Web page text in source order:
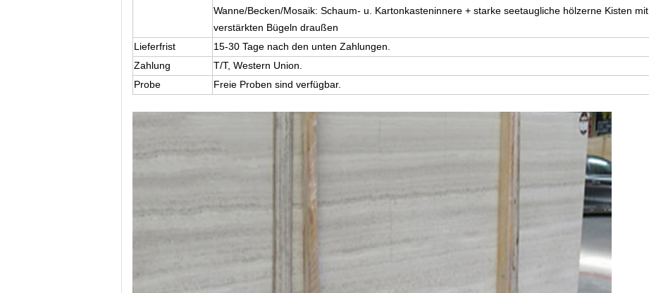
Wanne/Becken/Mosaik: Schaum- u. Kartonkasteninnere + starke seetaugliche hölzerne Kisten mit
verstärkten Bügeln draußen
Lieferfrist
15-30 Tage nach den unten Zahlungen.
Zahlung
T/T, Western Union.
Probe
Freie Proben sind verfügbar.